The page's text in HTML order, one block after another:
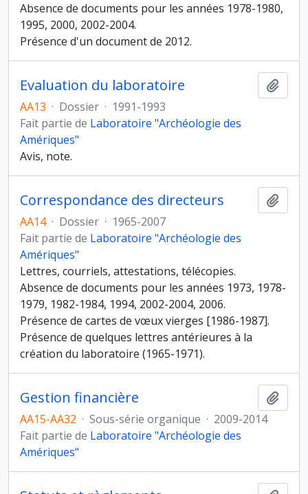
Absence de documents pour les années 1978-1980,
1995, 2000, 2002-2004.
Présence d'un document de 2012.
Evaluation du laboratoire
AA13 · Dossier · 1991-1993
Fait partie de Laboratoire "Archéologie des
Amériques"
Avis, note.
Correspondance des directeurs
AA14 · Dossier · 1965-2007
Fait partie de Laboratoire "Archéologie des
Amériques"
Lettres, courriels, attestations, télécopies.
Absence de documents pour les années 1973, 1978-
1979, 1982-1984, 1994, 2002-2004, 2006.
Présence de cartes de vœux vierges [1986-1987].
Présence de quelques lettres antérieures à la
création du laboratoire (1965-1971).
Gestion financière
AA15-AA32 · Sous-série organique · 2009-2014
Fait partie de Laboratoire "Archéologie des
Amériques"